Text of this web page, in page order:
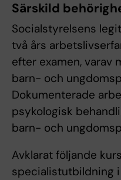
Särskild
Socialstyrelsens
två års
efter examen, varav
barn- och
Dokumenterade
psykologisk
barn- och
Avklarat följande
specialistutbildning